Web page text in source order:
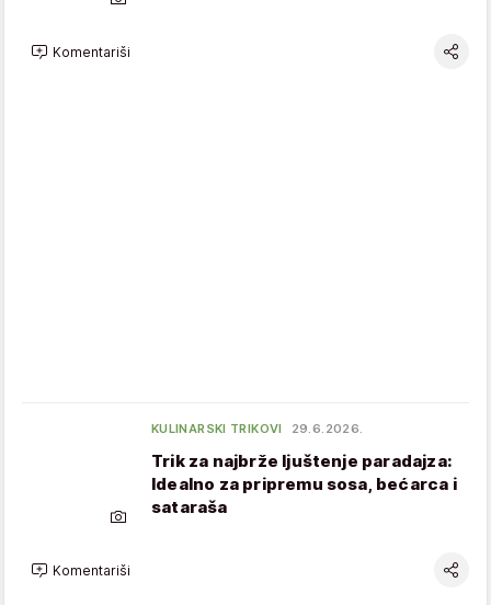
Komentariši
KULINARSKI TRIKOVI 29.6.2026.
Trik za najbrže ljuštenje paradajza:
Idealno za pripremu sosa, bećarca i
sataraša
Komentariši